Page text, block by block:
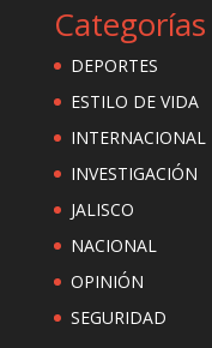
Categorías
DEPORTES
ESTILO DE VIDA
INTERNACIONAL
INVESTIGACIÓN
JALISCO
NACIONAL
OPINIÓN
SEGURIDAD